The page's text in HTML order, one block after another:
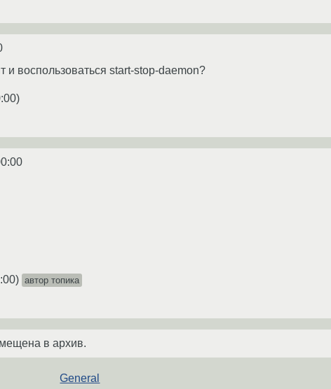
и воспользоваться start-stop-daemon?
)
) автор топика
в архив.
General